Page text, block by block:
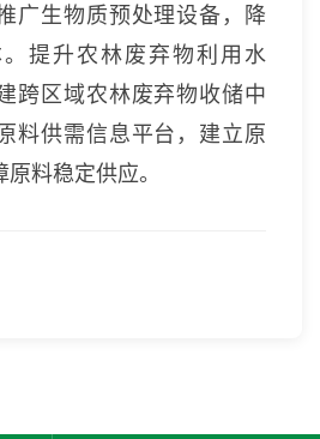
广生物质预处理设备，降
提升农林废弃物利用水
跨区域农林废弃物收储中
料供需信息平台，建立原
料稳定供应。